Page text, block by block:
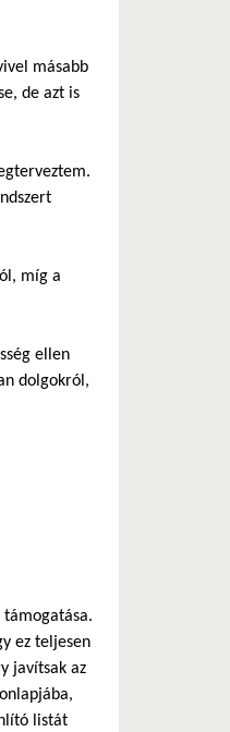
másabb
de azt is
míg a
ellen
dolgokról,
ez teljesen
javítsak az
listát